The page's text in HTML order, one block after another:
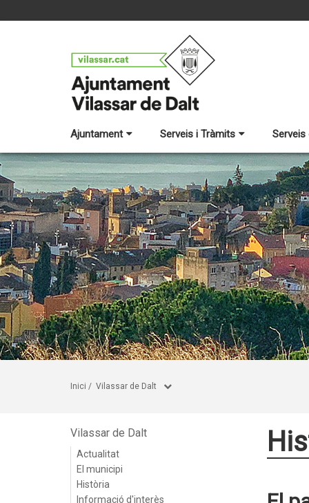
Ajuntament Serveis i Tràmits
Inici / Vilassar de Dalt
Vilassar de Dalt
Actualitat
El municipi
Història
Informació d'interès